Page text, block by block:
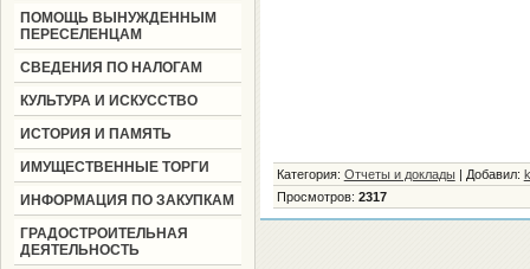
ПОМОЩЬ ВЫНУЖДЕННЫМ
ПЕРЕСЕЛЕНЦАМ
СВЕДЕНИЯ ПО НАЛОГАМ
КУЛЬТУРА И ИСКУССТВО
ИСТОРИЯ И ПАМЯТЬ
ИМУЩЕСТВЕННЫЕ ТОРГИ
ИНФОРМАЦИЯ ПО ЗАКУПКАМ
ГРАДОСТРОИТЕЛЬНАЯ
ДЕЯТЕЛЬНОСТЬ
Категория: Отчеты и доклады| Добавил:
Просмотров: 2317